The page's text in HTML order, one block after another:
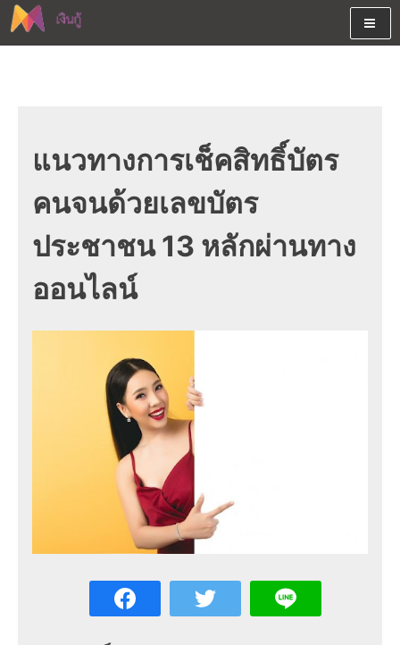
Skip
to
เงินสด และมีรีไฟแนนซ์ด้วย
แนวทางการเช็คสิทธิ์บัตร
คนจนด้วยเลขบัตร
ประชาชน 13 หลักผ่านทาง
ออนไลน์